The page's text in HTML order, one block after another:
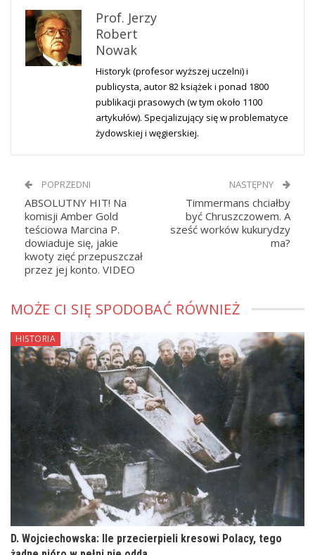
Prof. Jerzy
Robert
Nowak
Historyk (profesor wyższej uczelni) i
publicysta, autor 82 książek i ponad 1800
publikacji prasowych (w tym około 1100
artykułów). Specjalizujący się w problematyce
żydowskiej i węgierskiej.
POPRZEDNI
ABSOLUTNY HIT! Na
komisji Amber Gold
teściowa Marcina P.
dowiaduje się, jakie
kwoty zięć przepuszczał
przez jej konto. VIDEO
NASTĘPNY
Timmermans chciałby
być Chruszczowem. A
sześć worków kukurydzy
ma?
MOŻE CI SIĘ SPODOBAĆ RÓWNIEŻ
HISTORIA
D. Wojciechowska: Ile przecierpieli kresowi Polacy, tego